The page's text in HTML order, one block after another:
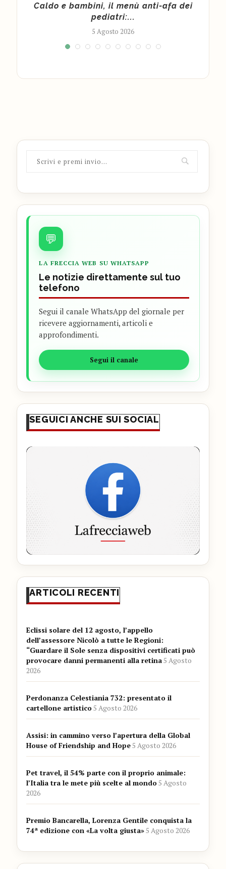
Caldo e bambini, il menù anti-afa dei
pediatri:...
5 Agosto 2026
💬
LA FRECCIA WEB SU WHATSAPP
Le notizie direttamente sul tuo
telefono
Segui il canale WhatsApp del giornale per
ricevere aggiornamenti, articoli e
approfondimenti.
Segui il canale
SEGUICI ANCHE SUI SOCIAL
ARTICOLI RECENTI
Eclissi solare del 12 agosto, l’appello
dell’assessore Nicolò a tutte le Regioni:
“Guardare il Sole senza dispositivi certificati può
provocare danni permanenti alla retina5 Agosto
2026
Perdonanza Celestiania 732: presentato il
cartellone artistico5 Agosto 2026
Assisi: in cammino verso l’apertura della Global
House of Friendship and Hope5 Agosto 2026
Pet travel, il 54% parte con il proprio animale:
l’Italia tra le mete più scelte al mondo5 Agosto
2026
Premio Bancarella, Lorenza Gentile conquista la
74ª edizione con «La volta giusta»5 Agosto 2026